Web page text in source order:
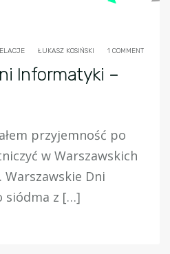
ŁUKASZ KOSIŃSKI 1 COMMENT
Informatyki –
przyjemność po
w Warszawskich
Dni
siódma z […]